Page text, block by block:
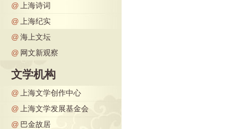
@
上海诗词
@
上海纪实
@ 海上文坛
@ 网文新观察
文学机构
@
上海文学创作中心
@
上海文学发展基金会
@ 巴金故居